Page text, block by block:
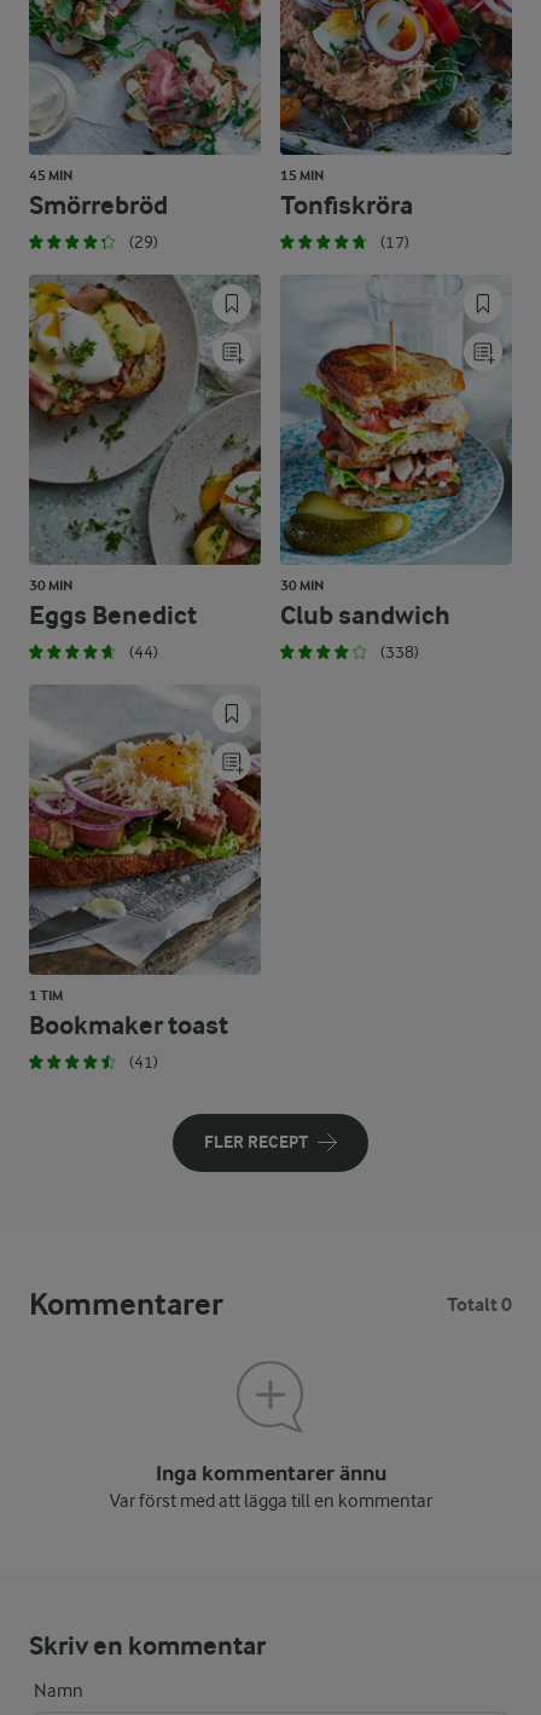
45 MIN
Smörrebröd
(29)
15 MIN
Tonfiskröra
(17)
30 MIN
Eggs Benedict
(44)
30 MIN
Club sandwich
(338)
1 TIM
Bookmaker toast
(41)
FLER RECEPT
Kommentarer Totalt 0
Inga kommentarer ännu
Var först med att lägga till en kommentar
Skriv en kommentar
Namn